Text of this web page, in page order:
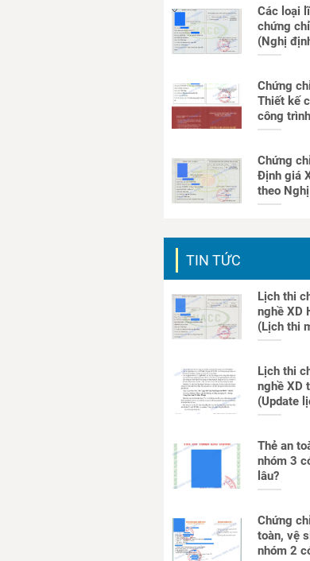
Các loại
chứng
(Nghị
CP)
Chứng
Thiết kế
công
Chứng
Định giá
theo
TIN TỨC
Lịch thi
nghề XD
(Lịch thi
2025)
Lịch thi
nghề XD
(Update
nhất)
Thẻ an
nhóm 3
lâu?
Chứng
toàn, vệ
nhóm 2